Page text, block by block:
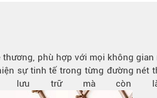
phù hợp với mọi không
sự tinh tế trong từng đường nét
lưu trữ mà còn